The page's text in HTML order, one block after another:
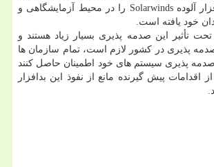
چندین نمونه نرم افزار آلوده Solarwinds را در محیط آزمایشگاهی و
خود یافته است.
تأثیر این صدمه پذیری بسیار زیاد هستند و
صدمه پذیری در کشور لازم است، تمام سازمان ها
پذیری سیستم های خود اطمینان حاصل کنند
اقدامات پیش گیرنده مانع از نفوذ این بدافزار